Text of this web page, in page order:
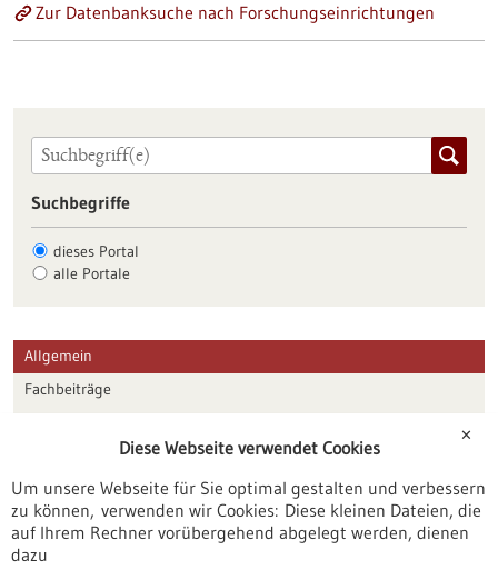
Zur Datenbanksuche nach Forschungseinrichtungen
Suchbegriffe
dieses Portal
alle Portale
Allgemein
Fachbeiträge
Veranstaltungen
Erscheinungsdatum
✕
Diese Webseite verwendet Cookies
Um unsere Webseite für Sie optimal gestalten und verbessern
zu können, verwenden wir Cookies: Diese kleinen Dateien, die
auf Ihrem Rechner vorübergehend abgelegt werden, dienen
dazu